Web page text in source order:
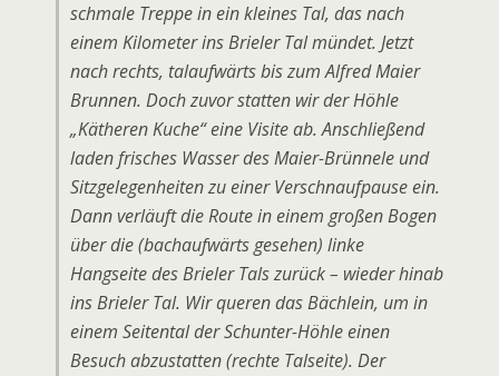
schmale Treppe in ein kleines Tal, das nach
einem Kilometer ins Brieler Tal mündet. Jetzt
nach rechts, talaufwärts bis zum Alfred Maier
Brunnen. Doch zuvor statten wir der Höhle
„Kätheren Kuche“ eine Visite ab. Anschließend
laden frisches Wasser des Maier-Brünnele und
Sitzgelegenheiten zu einer Verschnaufpause ein.
Dann verläuft die Route in einem großen Bogen
über die (bachaufwärts gesehen) linke
Hangseite des Brieler Tals zurück – wieder hinab
ins Brieler Tal. Wir queren das Bächlein, um in
einem Seitental der Schunter-Höhle einen
Besuch abzustatten (rechte Talseite). Der